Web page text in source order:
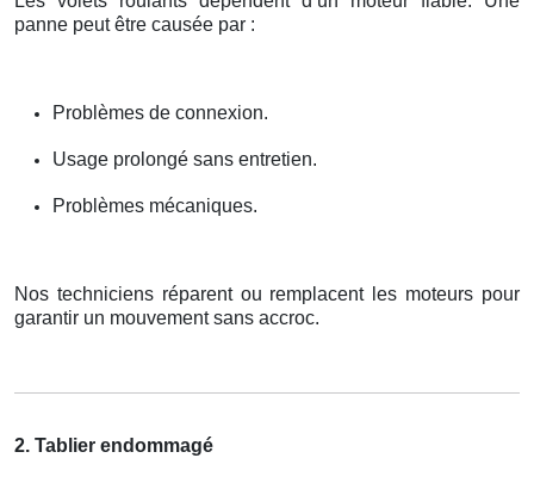
panne peut être causée par :
Problèmes de connexion.
Usage prolongé sans entretien.
Problèmes mécaniques.
Nos techniciens réparent ou remplacent les moteurs pour
garantir un mouvement sans accroc.
2. Tablier endommagé